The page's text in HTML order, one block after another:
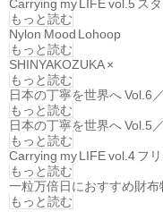
Carrying my LIFE vol.5 ス
もっと読む
Nylon Mood Lohoop
もっと読む
SHINYAKOZUKA ×
もっと読む
日本の丁寧を世界へ Vol.6
もっと読む
日本の丁寧を世界へ Vol.5
もっと読む
Carrying my LIFE vol.4 フ
もっと読む
一粒万倍日におすすめ財布
もっと読む